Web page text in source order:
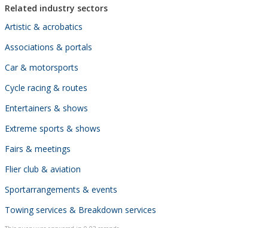
Related industry sectors
Artistic & acrobatics
Associations & portals
Car & motorsports
Cycle racing & routes
Entertainers & shows
Extreme sports & shows
Fairs & meetings
Flier club & aviation
Sportarrangements & events
Towing services & Breakdown services